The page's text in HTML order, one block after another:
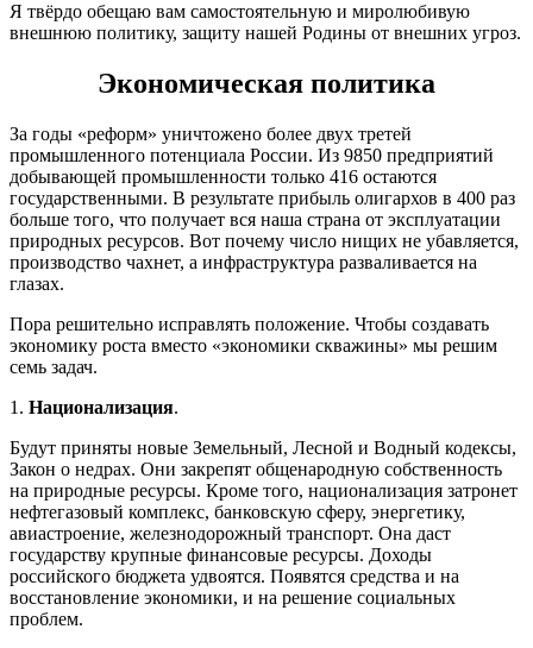
Я твёрдо обещаю вам самостоятельную и миролюбивую
внешнюю политику, защиту нашей Родины от внешних угроз.
Экономическая политика
За годы «реформ» уничтожено более двух третей
промышленного потенциала России. Из 9850 предприятий
добывающей промышленности только 416 остаются
государственными. В результате прибыль олигархов в 400 раз
больше того, что получает вся наша страна от эксплуатации
природных ресурсов. Вот почему число нищих не убавляется,
производство чахнет, а инфраструктура разваливается на
глазах.
Пора решительно исправлять положение. Чтобы создавать
экономику роста вместо «экономики скважины» мы решим
семь задач.
1. Национализация.
Будут приняты новые Земельный, Лесной и Водный кодексы,
Закон о недрах. Они закрепят общенародную собственность
на природные ресурсы. Кроме того, национализация затронет
нефтегазовый комплекс, банковскую сферу, энергетику,
авиастроение, железнодорожный транспорт. Она даст
государству крупные финансовые ресурсы. Доходы
российского бюджета удвоятся. Появятся средства и на
восстановление экономики, и на решение социальных
проблем.